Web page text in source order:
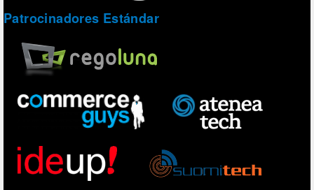
Patrocinadores Estándar